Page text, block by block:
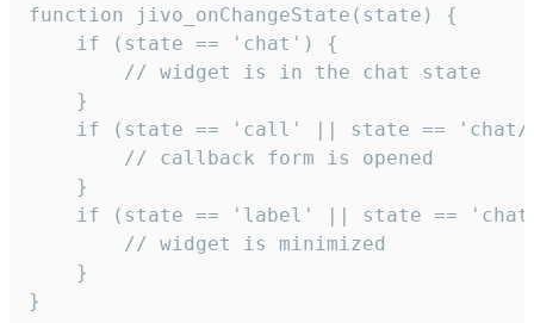
function jivo_onChangeState(state) {
    if (state == 'chat') {
        // widget is in the chat state
    }
if (state == 'call' || state ==
        // callback form is opened
    }
if (state == 'label' || state ==
        // widget is minimized
    }
}